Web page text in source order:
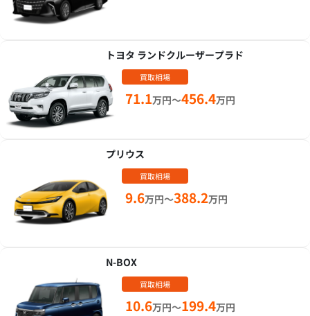
トヨタ ランドクルーザープラド
買取相場
71.1万円～456.4万円
プリウス
買取相場
9.6万円～388.2万円
N-BOX
買取相場
10.6万円～199.4万円